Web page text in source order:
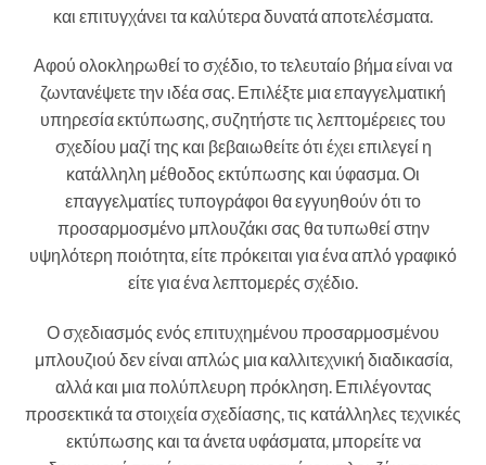
και επιτυγχάνει τα καλύτερα δυνατά αποτελέσματα.
Αφού ολοκληρωθεί το σχέδιο, το τελευταίο βήμα είναι να
ζωντανέψετε την ιδέα σας. Επιλέξτε μια επαγγελματική
υπηρεσία εκτύπωσης, συζητήστε τις λεπτομέρειες του
σχεδίου μαζί της και βεβαιωθείτε ότι έχει επιλεγεί η
κατάλληλη μέθοδος εκτύπωσης και ύφασμα. Οι
επαγγελματίες τυπογράφοι θα εγγυηθούν ότι το
προσαρμοσμένο μπλουζάκι σας θα τυπωθεί στην
υψηλότερη ποιότητα, είτε πρόκειται για ένα απλό γραφικό
είτε για ένα λεπτομερές σχέδιο.
Ο σχεδιασμός ενός επιτυχημένου προσαρμοσμένου
μπλουζιού δεν είναι απλώς μια καλλιτεχνική διαδικασία,
αλλά και μια πολύπλευρη πρόκληση. Επιλέγοντας
προσεκτικά τα στοιχεία σχεδίασης, τις κατάλληλες τεχνικές
εκτύπωσης και τα άνετα υφάσματα, μπορείτε να